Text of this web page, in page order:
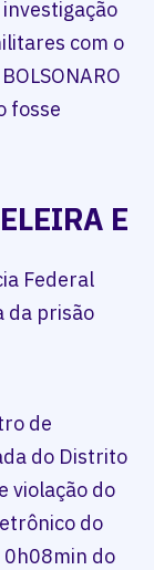
com o
fosse
E
Federal
da prisão
de
do Distrito
violação do
do
0h08min do